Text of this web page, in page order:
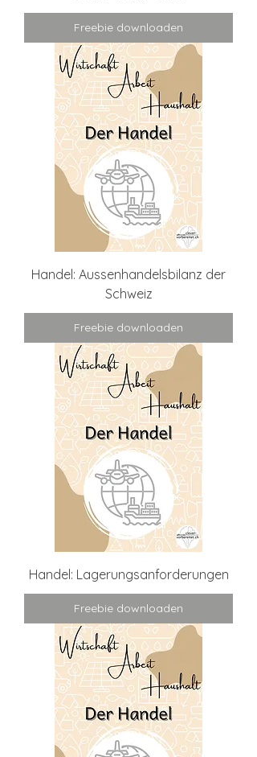
Freebie downloaden
Handel: Aussenhandelsbilanz der
Schweiz
Freebie downloaden
Handel: Lagerungsanforderungen
Freebie downloaden